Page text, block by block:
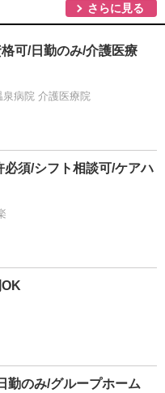
さらに見る
可/日勤のみ/介護医療
病院 介護医療院
必須/シフト相談可/ケアハ
勤のみ/グループホーム